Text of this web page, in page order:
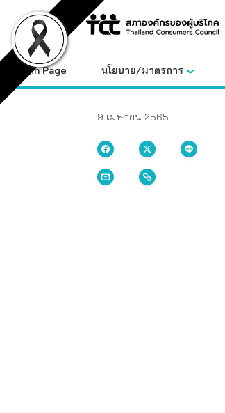
content
Main Page นโยบาย/มาตรการ
9 เมษายน 2565